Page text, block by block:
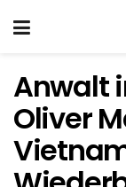
Anwalt
Oliver